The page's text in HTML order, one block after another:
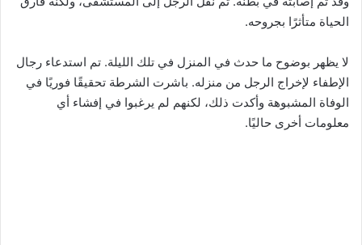
الحياة متأثرًا بجروحه.
لا يظهر بوضوح ما حدث في المنزل في تلك الليلة. تم استدعاء رجال
الإطفاء لإخراج الرجل من منزله. باشرت الشرطة تحقيقًا فوريًا في
الوفاة المشبوهة وأكدت ذلك، لكنهم لم يرغبوا في إفشاء أي
معلومات أخرى حاليًا.